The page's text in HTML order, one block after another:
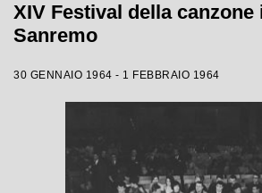
XIV Festival della canzone
Sanremo
30 GENNAIO 1964 - 1 FEBBRAIO 1964